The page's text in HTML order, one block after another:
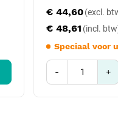
€ 48,61
€ 44,60
Speciaal voor
- +